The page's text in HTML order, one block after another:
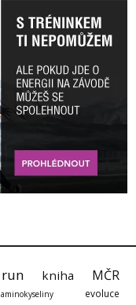
run kniha MČR
aminokyseliny evoluce